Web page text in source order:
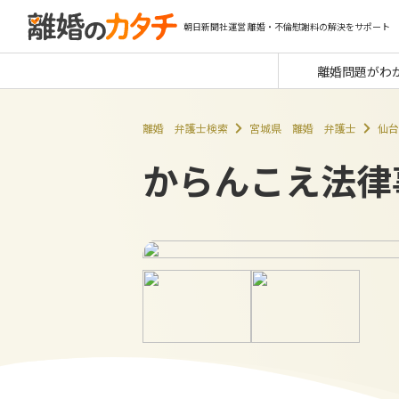
朝日新聞社運営 離婚・不倫慰謝料の解決をサポート
離婚問題がわ
離婚 弁護士検索 宮城県 離婚 弁護士 仙
からんこえ法